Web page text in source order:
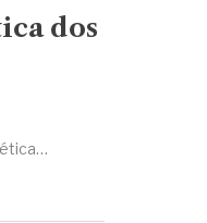
dos